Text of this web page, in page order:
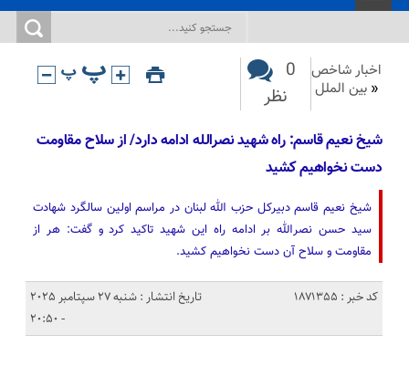
اخبار شاخص
« بین الملل
0
نظر
شیخ نعیم قاسم: راه شهید نصرالله ادامه دارد/ از سلاح مقاومت
دست نخواهیم کشید
شیخ نعیم قاسم دبیرکل حزب الله لبنان در مراسم اولین سالگرد شهادت
سید حسن نصرالله بر ادامه راه این شهید تاکید کرد و گفت: هر از
مقاومت و سلاح آن دست نخواهیم کشید.
کد خبر : 1871355
تاریخ انتشار : شنبه 27 سپتامبر 2025
- 20:50